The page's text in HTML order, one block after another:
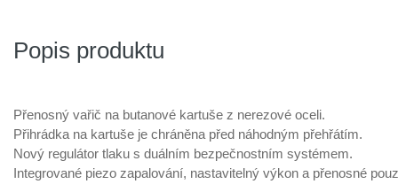
Popis produktu
Přenosný vařič na butanové kartuše z nerezové oceli.
Přihrádka na kartuše je chráněna před náhodným přehřátím.
Nový regulátor tlaku s duálním bezpečnostním systémem.
Integrované piezo zapalování, nastavitelný výkon a přenosné